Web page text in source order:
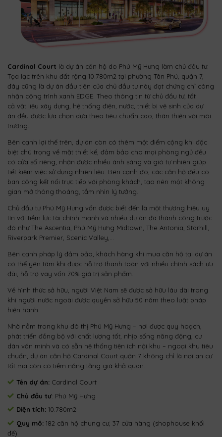
Cardinal Court là dự án căn hộ do Phú Mỹ Hưng làm chủ đầu tư.
Tọa lạc trên khu đất rộng 10.780m2 tại phường Tân Phú, quận 7,
đây cũng là dự án đầu tiên của chủ đầu tư này đạt chứng chỉ công
nhận công trình xanh EDGE. Theo thông tin từ chủ đầu tư, tất
cả vật liệu xây dựng, hệ thống điện, nước, thiết bị vệ sinh của dự
án đều được lựa chọn dựa theo tiêu chuẩn cao, thân thiện với môi
trường.
Bên cạnh lợi thế trên, dự án còn có thêm một điểm cộng khi đặc
biệt chú trọng về mặt thiết kế, đảm bảo cho mọi phòng ngủ đều
có cửa sổ riêng, nhận được nhiều ánh sáng và gió tự nhiên giúp
tiết kiệm việc sử dụng nhiên liệu. Bên cạnh đó, các căn hộ đều có
ban công kết nối trực tiếp với phòng khách, tạo nên một không
gian mở thông thoáng, tầm nhìn lý tưởng.
Chủ đầu tư Phú Mỹ Hưng vốn được biết đến là một thương hiệu uy
tín với tiềm lực tài chính mạnh và nhiều dự án đã thành công trước
đó như The Ascentia, Phú Mỹ Hưng Midtown, The Antonia, Starhill,
Riverpark Premier, Scenic Valley,…
Bên cạnh pháp lý đảm bảo, khách hàng khi mua căn hộ tại dự án
có thể yên tâm khi được hỗ trợ thanh toán với nhiều chính sách ưu
đãi, hỗ trợ vay vốn 70% giá trị sản phẩm.
Về hình thức sở hữu, người Việt Nam sẽ được sở hữu lâu dài trong
khi người nước ngoài được quyền sở hữu 50 năm theo luật pháp
hiện hành.
Nhờ nằm trong khu đô thị Phú Mỹ Hưng – nơi được quy hoạch,
phát triển đồng bộ với chất lượng tốt, nhịp sống năng động, cư
dân văn minh và có sẵn hệ thống tiện ích nội khu – ngoại khu tiêu
chuẩn, dự án căn hộ Cardinal Court quận 7 không chỉ là nơi an cư
tốt mà còn có tiềm năng tăng giá khả quan.
Tên dự án: Cardinal Court
Chủ đầu tư: Phú Mỹ Hưng
Diện tích: 10.780m2
Quy mô: 182 căn hộ chung cư, 37 cửa hàng (shophouse khối
đế)